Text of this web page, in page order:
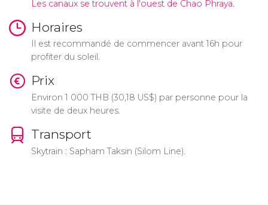
Les canaux se trouvent à l'ouest de Chao Phraya.
Horaires
Il est recommandé de commencer avant 16h pour
profiter du soleil.
Prix
Environ 1 000THB (30,18 US$) par personne pour la
visite de deux heures.
Transport
Skytrain : Sapham Taksin (Silom Line).